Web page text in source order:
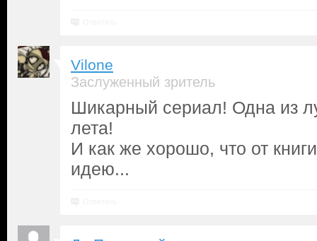
Vilone
Заслуженный зритель
Шикарный сериал! Одна из
лета!
И как же хорошо, что от
идею...